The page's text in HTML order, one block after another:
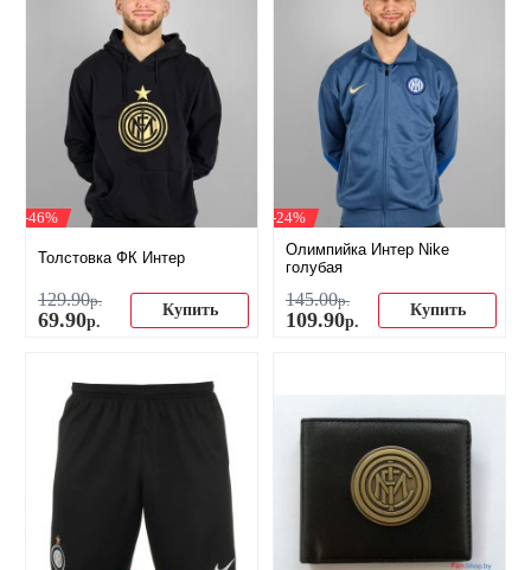
-46%
Толстовка ФК Интер
129.90р.
69.90р.
Купить
-24%
Олимпийка Интер Nike
голубая
145.00р.
109.90р.
Купить